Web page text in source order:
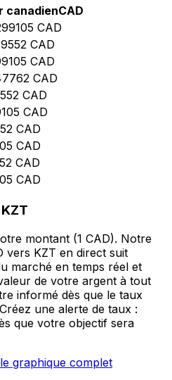
canadienCAD
CAD
CAD
CAD
CAD
CAD
CAD
CAD
CAD
CAD
CAD
montant (1 CAD). Notre
vers KZT en direct suit
marché en temps réel et
de votre argent à tout
informé dès que le taux
une alerte de taux :
que votre objectif sera
graphique complet